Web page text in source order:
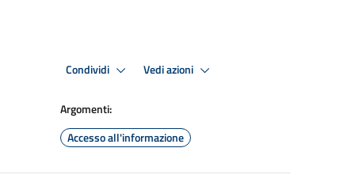
Condividi Vedi azioni
Argomenti:
Accesso all'informazione